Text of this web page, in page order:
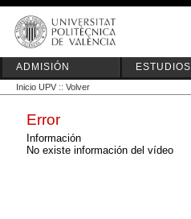
ADMISIÓN ESTUDIOS
Inicio UPV :: Volver
Error
Información
No existe información del vídeo